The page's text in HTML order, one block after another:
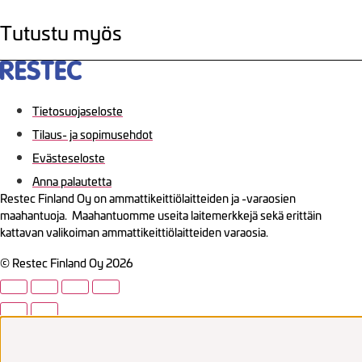
Tutustu myös
Tietosuojaseloste
Tilaus- ja sopimusehdot
Evästeseloste
Anna palautetta
Restec Finland Oy on ammattikeittiölaitteiden ja -varaosien
maahantuoja. Maahantuomme useita laitemerkkejä sekä erittäin
kattavan valikoiman ammattikeittiölaitteiden varaosia.
© Restec Finland Oy 2026